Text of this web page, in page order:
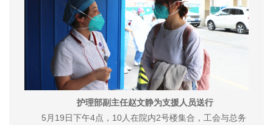
护理部副主任赵文静为支援人员送行
5月19日下午4点，10人在院内2号楼集合，工会与总务